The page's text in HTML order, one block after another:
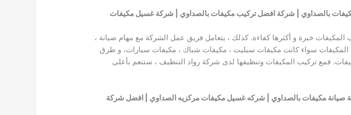
بالصداوي | شركة افضل تركيب مكيفات بالصداوي | شركة غسيل مكيفات
خبرة و أكثرها كفاءة. كذلك ، يتعامل فريق عمل الشركة مع مهام صيانة ،
المكيفات سواء كانت مكيفات سبليت ، مكيفات شباك ، مكيفات سيارات، و طرق
فمع تركيب المكيفات وتنظيفها لدى شركة رواد التنظيف ، ستنعم بأعلى
صيانة مكيفات بالصداوي | شركه غسيل مكيفات مركزيه الصداوي | افضل شركة